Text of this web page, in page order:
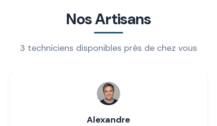
Nos Artisans
3 techniciens disponibles près de chez vous
Alexandre